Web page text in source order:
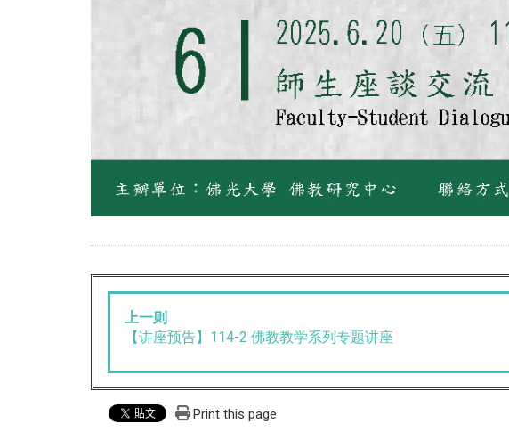
上一则
【讲座预告】114-2 佛教教学系列专题讲座
Print this page